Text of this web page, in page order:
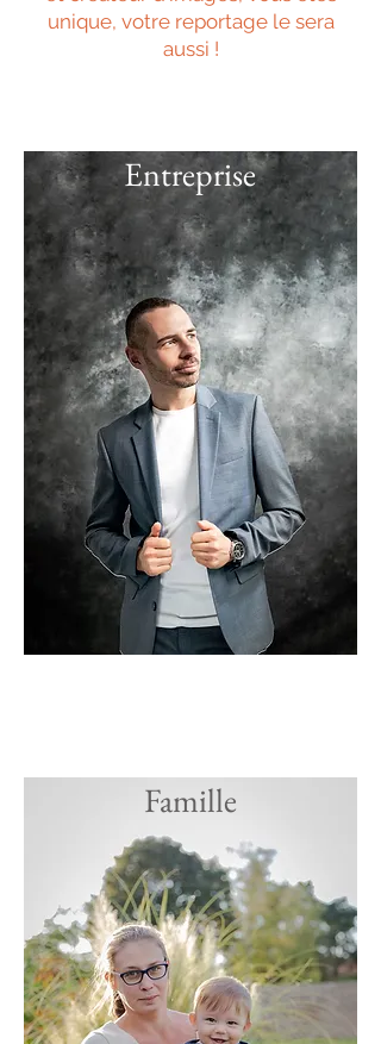
unique, votre reportage le sera
aussi !
Entreprise
Famille